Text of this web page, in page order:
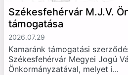
Székesfehérvár M.J.V.
támogatása
2026.07.29
Kamaránk támogatási
Székesfehérvár Megyei Jogú
Önkormányzatával, melyet i...